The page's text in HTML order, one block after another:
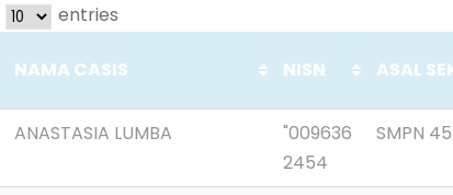
entries
NAMA CASIS NISN ASAL
ANASTASIA LUMBA
"009636
2454
SMPN